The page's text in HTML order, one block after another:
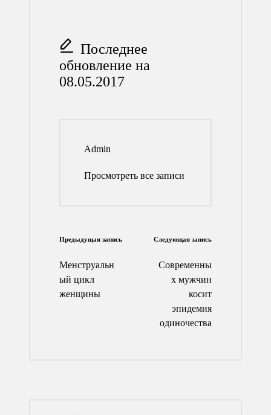
Последнее
обновление на
08.05.2017
Admin
Просмотреть все записи
Навигация
по
записям
Предыдущая запись
Менструальн
ый цикл
женщины
Следующая запись
Современны
х мужчин
косит
эпидемия
одиночества